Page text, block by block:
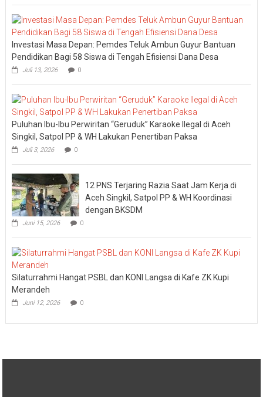
Investasi Masa Depan: Pemdes Teluk Ambun Guyur Bantuan
Pendidikan Bagi 58 Siswa di Tengah Efisiensi Dana Desa
Juli 13, 2026 0
Puluhan Ibu-Ibu Perwiritan “Geruduk” Karaoke Ilegal di Aceh
Singkil, Satpol PP & WH Lakukan Penertiban Paksa
Juli 3, 2026 0
12 PNS Terjaring Razia Saat Jam Kerja di
Aceh Singkil, Satpol PP & WH Koordinasi
dengan BKSDM
Juni 15, 2026 0
Silaturrahmi Hangat PSBL dan KONI Langsa di Kafe ZK Kupi
Merandeh
Juni 12, 2026 0